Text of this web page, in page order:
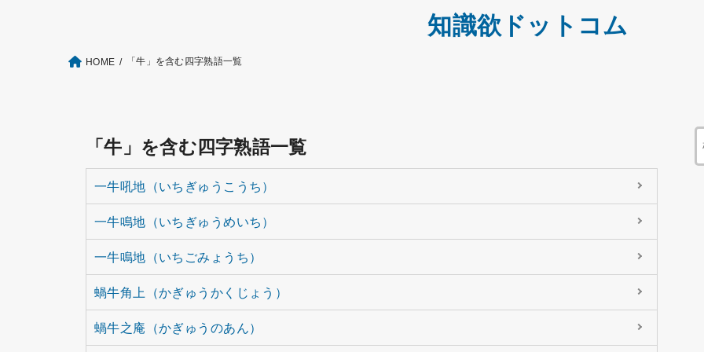
知識欲ドットコム
HOME 「牛」を含む四字熟語一覧
「牛」を含む四字熟語一覧
一牛吼地（いちぎゅうこうち）
一牛鳴地（いちぎゅうめいち）
一牛鳴地（いちごみょうち）
蝸牛角上（かぎゅうかくじょう）
蝸牛之庵（かぎゅうのあん）